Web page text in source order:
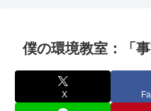
僕の環境教室：「事
X